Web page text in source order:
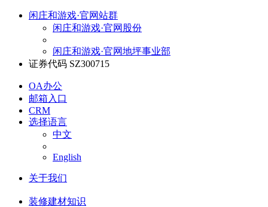
闲庄和游戏·官网站群
闲庄和游戏·官网股份
闲庄和游戏·官网地坪事业部
证券代码 SZ300715
OA办公
邮箱入口
CRM
选择语言
中文
English
关于我们
装修建材知识